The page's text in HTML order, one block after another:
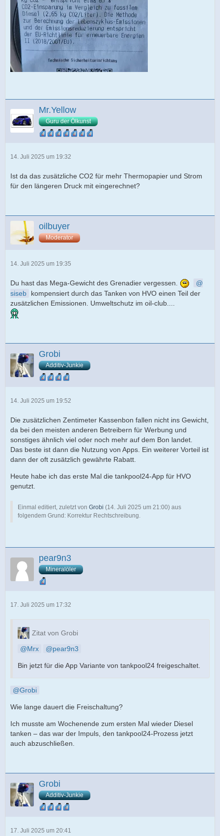
Mr.Yellow
Guru der Ölkunst
14. Juli 2025 um 19:32
Ist da das zusätzliche CO2 für mehr Thermopapier und Strom
für den längeren Druck mit eingerechnet?
oilbuyer
Moderator
14. Juli 2025 um 19:35
Du hast das Mega-Gewicht des Grenadier vergessen.
siseb
kompensiert durch das Tanken von HVO einen Teil der
zusätzlichen Emissionen. Umweltschutz im oil-club....
Grobi
Additiv-Junkie
14. Juli 2025 um 19:52
Die zusätzlichen Zentimeter Kassenbon fallen nicht ins Gewicht,
da bei den meisten anderen Betreibern für Werbung und
sonstiges ähnlich viel oder noch mehr auf dem Bon landet.
Das beste ist dann die Nutzung von Apps. Ein weiterer Vorteil ist
dann der oft zusätzlich gewährte Rabatt.
Heute habe ich das erste Mal die tankpool24-App für HVO
genutzt.
Einmal editiert, zuletzt von Grobi (14. Juli 2025 um 21:00) aus
folgendem Grund: Korrektur Rechtschreibung.
pear9n3
Mineralöler
17. Juli 2025 um 17:32
Zitat von Grobi
Mrx
pear9n3
Bin jetzt für die App Variante von tankpool24 freigeschaltet.
Grobi
Wie lange dauert die Freischaltung?
Ich musste am Wochenende zum ersten Mal wieder Diesel
tanken – das war der Impuls, den tankpool24-Prozess jetzt
auch abzuschließen.
Grobi
Additiv-Junkie
17. Juli 2025 um 20:41